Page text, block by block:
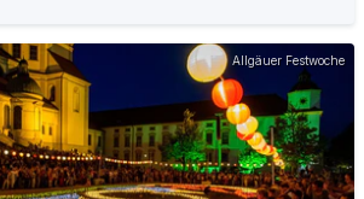
Allgäuer Festwoche